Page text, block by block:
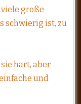
große
schwierig ist, zu
hart, aber
und